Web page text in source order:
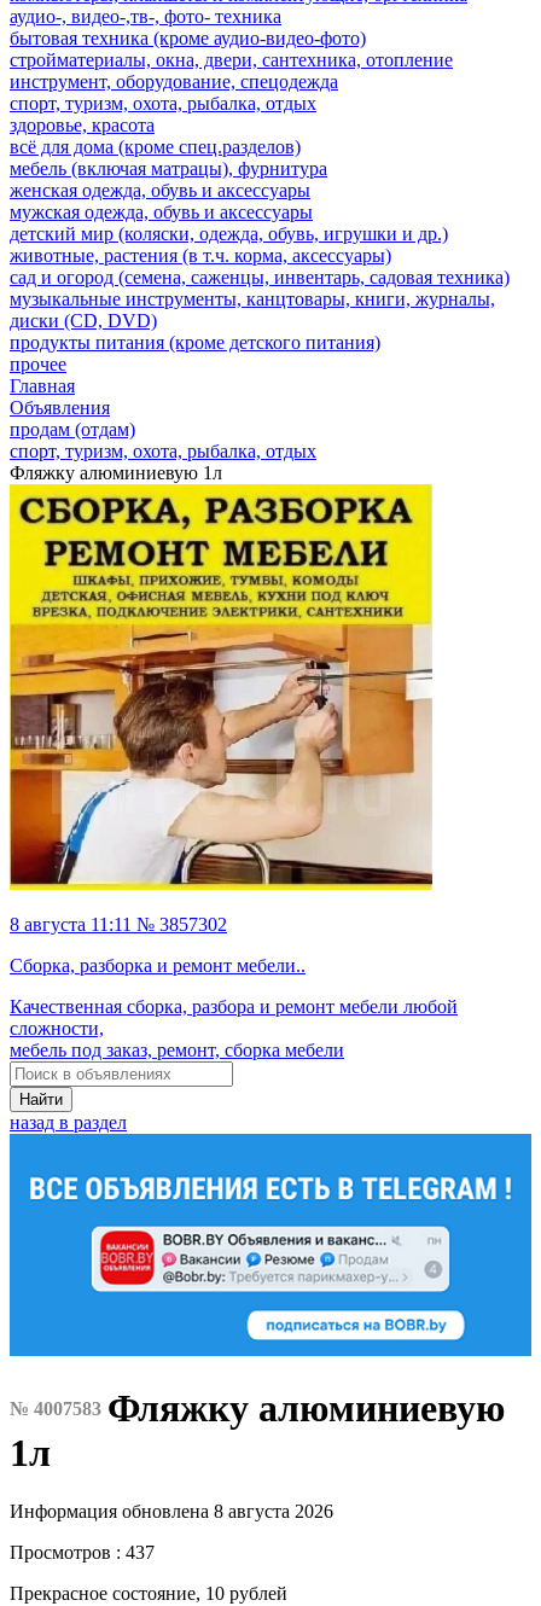
аудио-, видео-,тв-, фото- техника
бытовая техника (кроме аудио-видео-фото)
стройматериалы, окна, двери, сантехника, отопление
инструмент, оборудование, спецодежда
спорт, туризм, охота, рыбалка, отдых
здоровье, красота
всё для дома (кроме спец.разделов)
мебель (включая матрацы), фурнитура
женская одежда, обувь и аксессуары
мужская одежда, обувь и аксессуары
детский мир (коляски, одежда, обувь, игрушки и др.)
животные, растения (в т.ч. корма, аксессуары)
сад и огород (семена, саженцы, инвентарь, садовая техника)
музыкальные инструменты, канцтовары, книги, журналы,
диски (CD, DVD)
продукты питания (кроме детского питания)
прочее
Главная
Объявления
продам (отдам)
спорт, туризм, охота, рыбалка, отдых
Фляжку алюминиевую 1л
8 августа 11:11 № 3857302
Сборка, разборка и ремонт мебели..
Качественная сборка, разбора и ремонт мебели любой
сложности,
мебель под заказ, ремонт, сборка мебели
Найти
назад в раздел
№ 4007583 Фляжку алюминиевую
1л
Информация обновлена 8 августа 2026
Просмотров : 437
Прекрасное состояние, 10 рублей